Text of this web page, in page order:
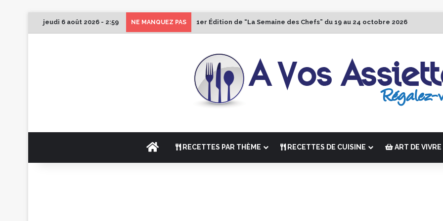
jeudi 6 août 2026 - 2:59 NE MANQUEZ PAS 1er Édition de “La Semaine des Chefs” du 19 au 24 octobre 2026
ACCUEILRECETTES PAR THÈME RECETTES DE CUISINE ART DE VIVRE